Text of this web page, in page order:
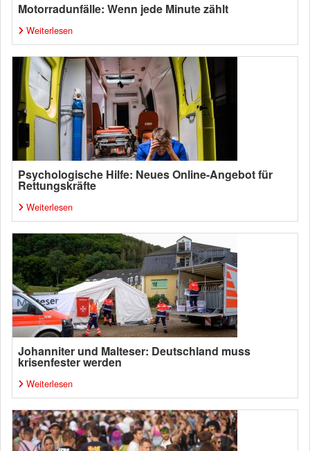
Motorradunfälle: Wenn jede Minute zählt
Weiterlesen
Psychologische Hilfe: Neues Online-Angebot für
Rettungskräfte
Weiterlesen
Johanniter und Malteser: Deutschland muss
krisenfester werden
Weiterlesen